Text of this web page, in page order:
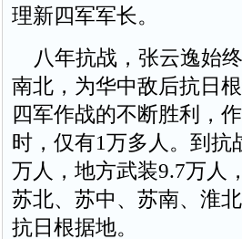
理新四军军长。
八年抗战，张云逸始
南北，为华中敌后抗日
四军作战的不断胜利，
时，仅有1万多人。到抗
万人，地方武装9.7万人
苏北、苏中、苏南、淮
抗日根据地。